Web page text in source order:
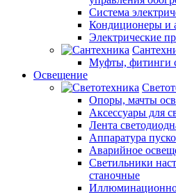
Система
Кондиционеры и
Электрические
Муфты, фитинги
Освещение
Опоры, мачты
Аксессуары для
Лента
Аппаратура
Аварийное
Светильники
станочные